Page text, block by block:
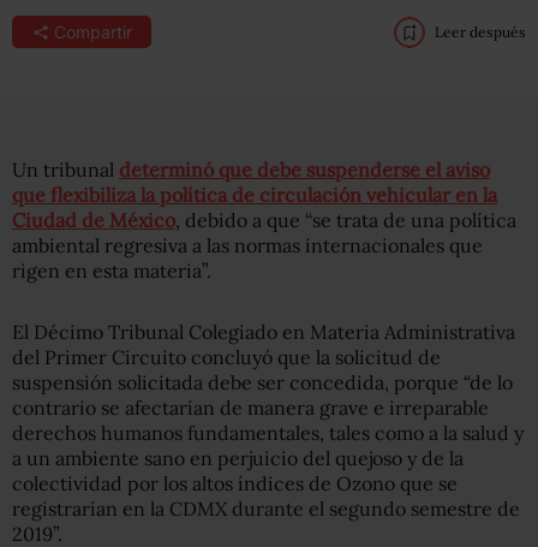
Compartir Leer después
Un tribunal determinó que debe suspenderse el aviso
que flexibiliza la política de circulación vehicular en la
Ciudad de México, debido a que “se trata de una política
ambiental regresiva a las normas internacionales que
rigen en esta materia”.
El Décimo Tribunal Colegiado en Materia Administrativa
del Primer Circuito concluyó que la solicitud de
suspensión solicitada debe ser concedida, porque “de lo
contrario se afectarían de manera grave e irreparable
derechos humanos fundamentales, tales como a la salud y
a un ambiente sano en perjuicio del quejoso y de la
colectividad por los altos índices de Ozono que se
registrarían en la CDMX durante el segundo semestre de
2019”.